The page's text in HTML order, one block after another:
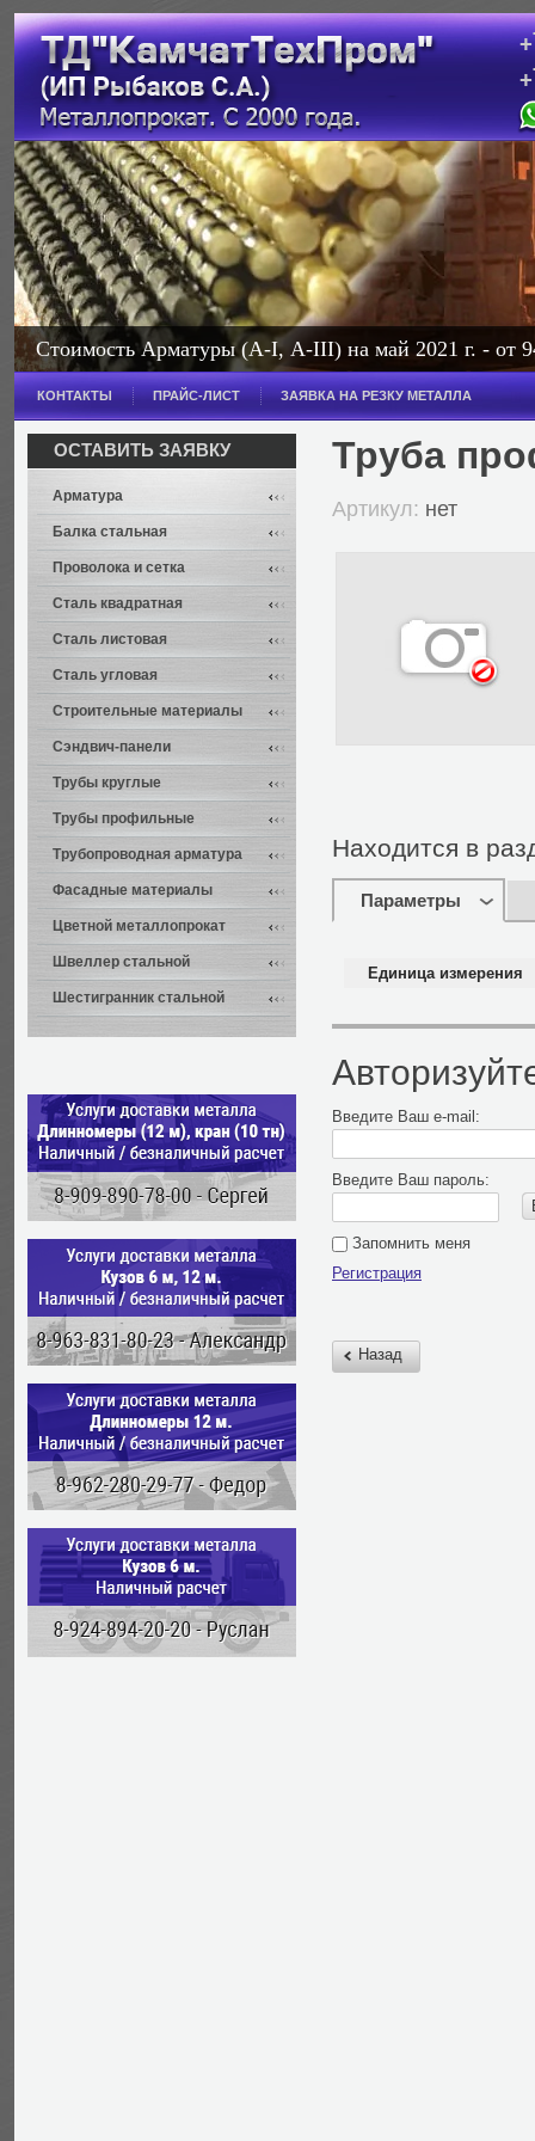
Стоимость Арматуры (А-I, А-III) на май 2021 г. - от
Стоимость Балки на май 2021 г. - от 114 000 рублей
Широкополочная - от 114 000 рублей за тонну.
КОНТАКТЫ ПРАЙС-ЛИСТ ЗАЯВКА НА РЕЗКУ МЕТАЛЛА
Труба
Артикул: нет
Находится в
Параметры
Единица измерения
Введите Ваш e-mail:
Введите Ваш пароль:
Запомнить меня
Регистрация
Назад
ОСТАВИТЬ ЗАЯВКУ
Арматура
Балка стальная
Проволока и сетка
Сталь квадратная
Сталь листовая
Сталь угловая
Строительные материалы
Сэндвич-панели
Трубы круглые
Трубы профильные
Трубопроводная арматура
Фасадные материалы
Цветной металлопрокат
Швеллер стальной
Шестигранник стальной